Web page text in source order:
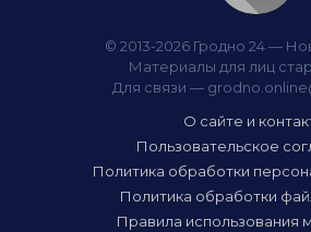
© 2013-2026 Гродно 24 —
Материалы для лиц
Для связи —
О сайте и
Пользовательское
Политика обработки
Политика обработки
Правила использования